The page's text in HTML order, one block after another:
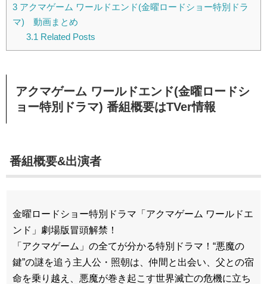
3 アクマゲーム ワールドエンド(金曜ロードショー特別ドラ
マ) 動画まとめ
3.1 Related Posts
アクマゲーム ワールドエンド(金曜ロードシ
ョー特別ドラマ) 番組概要はTVer情報
番組概要&出演者
金曜ロードショー特別ドラマ「アクマゲーム ワールドエ
ンド」劇場版冒頭解禁！
「アクマゲーム」の全てが分かる特別ドラマ！“悪魔の
鍵”の謎を追う主人公・照朝は、仲間と出会い、父との宿
命を乗り越え、悪魔が巻き起こす世界滅亡の危機に立ち